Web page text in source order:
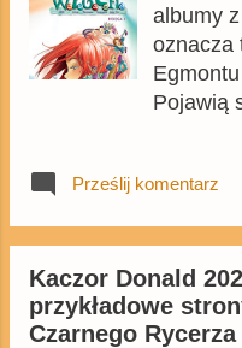
albumy
oznacza
Pojawią
trzeci
mogli
Prześlij komentarz
Kaczor Donald
przykładowe
Czarnego Rycerza